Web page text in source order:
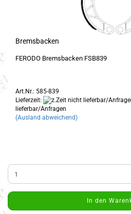
Bremsbacken
FERODO Bremsbacken FSB839
Art.Nr.: 585-839
Lieferzeit:
lieferbar/Anfragen
(Ausland abweichend)
In den